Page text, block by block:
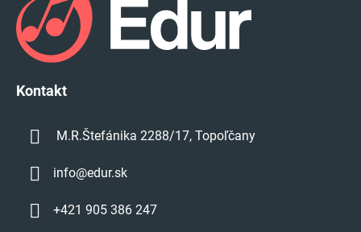
Kontakt
M.R.Štefánika 2288/17, Topoľčany
info@edur.sk
+421 905 386 247